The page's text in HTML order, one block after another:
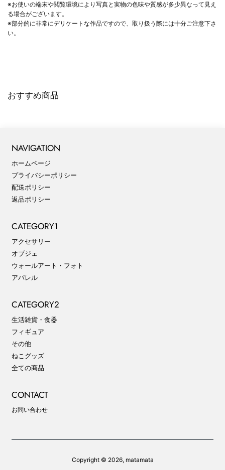
※お使いの端末や閲覧環境により写真と実物の色味や質感が多少異なって見え
る場合がございます。
※部分的に非常にデリケートな作品ですので、取り扱う際には十分ご注意下さ
い。
おすすめ商品
NAVIGATION
ホームページ
プライバシーポリシー
配送ポリシー
返品ポリシー
CATEGORY1
アクセサリー
オブジェ
ウォールアート・フォト
アパレル
CATEGORY2
生活雑貨・食器
フィギュア
その他
ねこグッズ
全ての商品
CONTACT
お問い合わせ
Copyright © 2026, matamata